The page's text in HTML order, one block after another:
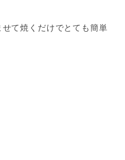
て焼くだけでとても簡単